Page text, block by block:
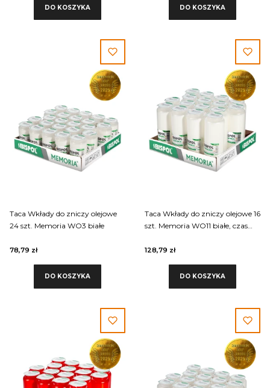
DO KOSZYKA DO KOSZYKA
Taca Wkłady do zniczy olejowe
24 szt. Memoria WO3 białe
78,79 zł
DO KOSZYKA
Taca Wkłady do zniczy olejowe 16
szt. Memoria WO11 białe, czas
128,79 zł
DO KOSZYKA